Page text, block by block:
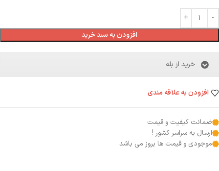
افزودن به سبد خرید
خرید از بله
افزودن به علاقه مندی
ضمانت کیفیت و قیمت
ارسال به سراسر کشور !
موجودی و قیمت ها بروز می باشد